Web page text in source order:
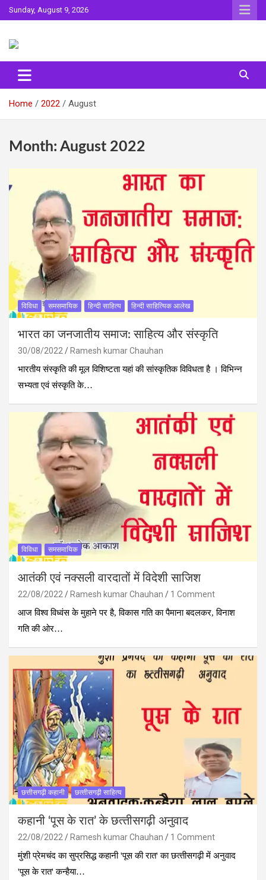
Skip
to
Sunday, August 9, 2026
Surta
Home 2022 August
Month: August 2022
विविधा समसमायिक हिन्दी साहित्य हिन्दी साहित्यिक आलेख
भारत का जनजातीय समाज: साहित्य और संस्कृति
30/08/2022
Ramesh kumar Chauhan
भारतीय संस्कृति की मूल विशिष्टता यहां की सांस्कृतिक विविधता है । विभिन्न
सभ्यता एवं संस्कृति के…
विविधा समसमायिक
आतंकी एवं नक्सली वारदातों में विदेशी साजिश
22/08/2022 Ramesh kumar Chauhan
1 Comment
आज विश्व विध्वंस के मुहाने पर है, विकास गति का पैमाना बदलकर, विनाश
गति की ओर…
छत्तीसगढ़ी कहानी छत्‍तीसगढ़ी साहित्‍य
कहानी ‘पूस के रात’ के छत्‍तीसगढ़ी अनुवाद
22/08/2022 Ramesh kumar Chauhan
1 Comment
मुंशी प्रेमचंद का सुप्रसिद्ध कहानी 'पूस की रात' का छत्‍तीसगढ़ी में अनुवाद
'पूस के रात' कन्‍हैया…